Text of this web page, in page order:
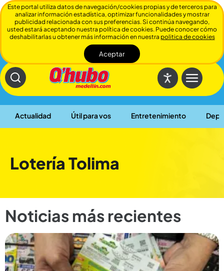
Actualidad Útil para vos Entretenimiento
Cerrar
Lotería Tolima
Noticias más recientes
Este portal utiliza datos de navegación/cookies propias y de terceros para
analizar información estadística, optimizar funcionalidades y mostrar
publicidad relacionada con sus preferencias. Si continúa navegando,
usted estará aceptando nuestra política de cookies. Puede conocer cómo
deshabilitarlas u obtener más información en nuestra politica de cookies
Aceptar